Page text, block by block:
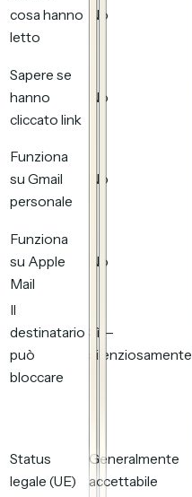
cosa hanno
letto
No
Sapere se
hanno
cliccato link
No
Funziona
su Gmail
personale
No
Funziona
su Apple
Mail
No
Il
destinatario
può
bloccare
Sì —
silenziosamente
Status
legale (UE)
Generalmente
accettabile